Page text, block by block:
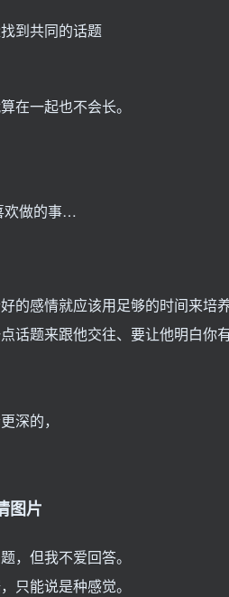
到共同的话题
在一起也不会长。
欢做的事…
的感情就应该用足够的时间来培
话题来跟他交往、要让他明白你
深的，
图片
，但我不爱回答。
只能说是种感觉。